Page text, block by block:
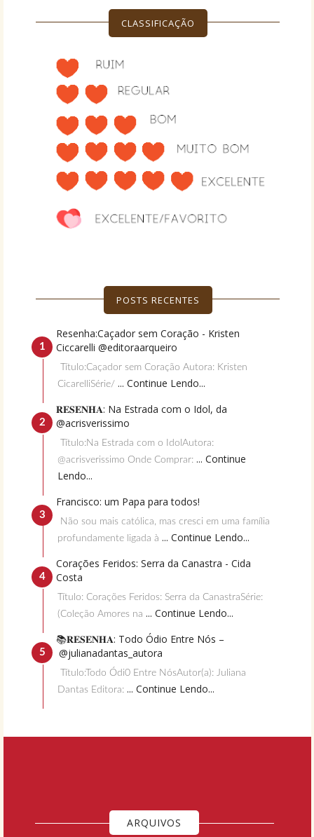
CLASSIFICAÇÃO
POSTS RECENTES
Resenha:Caçador sem Coração - Kristen
Ciccarelli @editoraarqueiro
Título:Caçador sem Coração Autora: Kristen
CicarelliSérie/ ... Continue Lendo...
𝐑𝐄𝐒𝐄𝐍𝐇𝐀: Na Estrada com o Idol, da
@acrisverissimo
Título:Na Estrada com o IdolAutora:
@acrisverissimo Onde Comprar: ... Continue
Lendo...
Francisco: um Papa para todos!
Não sou mais católica, mas cresci em uma família
profundamente ligada à ... Continue Lendo...
Corações Feridos: Serra da Canastra - Cida
Costa
Título: Corações Feridos: Serra da CanastraSérie:
(Coleção Amores na ... Continue Lendo...
📚𝐑𝐄𝐒𝐄𝐍𝐇𝐀: Todo Ódio Entre Nós –
@julianadantas_autora
Título:Todo Ódi0 Entre NósAutor(a): Juliana
Dantas Editora: ... Continue Lendo...
ARQUIVOS